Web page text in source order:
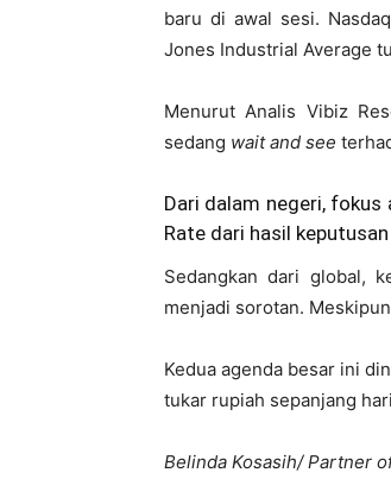
baru di awal sesi.
Jones Industrial Average
Menurut Analis Vibiz
sedang wait and see
Dari dalam negeri, fokus
Rate dari hasil
Sedangkan dari global,
menjadi sorotan.
Kedua agenda besar ini
tukar rupiah sepanjang
Belinda Kosasih/ Partner